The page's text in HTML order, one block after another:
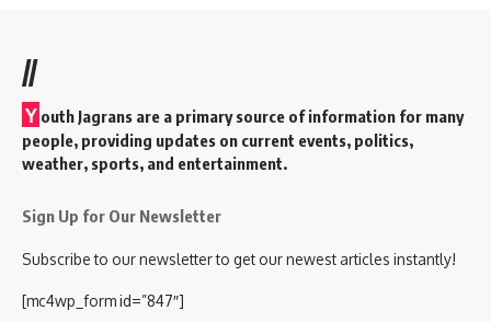
//
Y outh Jagrans are a primary source of information for many
people, providing updates on current events, politics,
weather, sports, and entertainment.
Sign Up for Our Newsletter
Subscribe to our newsletter to get our newest articles instantly!
[mc4wp_form id=”847″]